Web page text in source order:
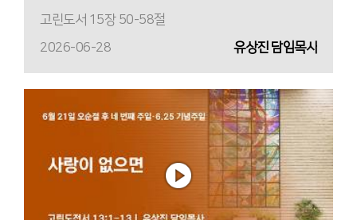
고린도서 15장 50-58절
2026-06-28
유상진 담임목사